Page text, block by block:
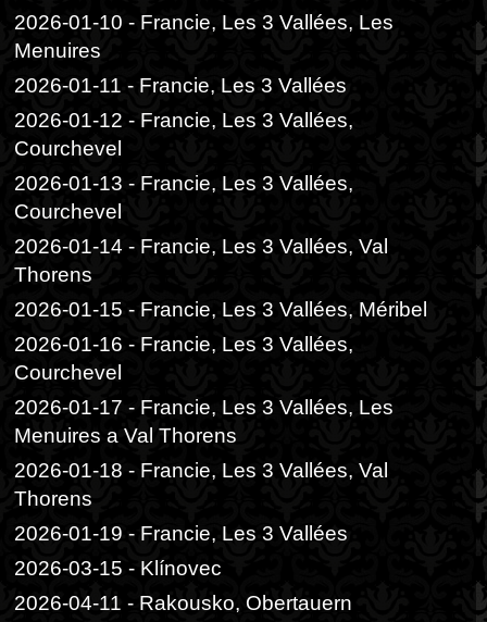
2026-01-10 - Francie, Les 3 Vallées, Les
Menuires
2026-01-11 - Francie, Les 3 Vallées
2026-01-12 - Francie, Les 3 Vallées,
Courchevel
2026-01-13 - Francie, Les 3 Vallées,
Courchevel
2026-01-14 - Francie, Les 3 Vallées, Val
Thorens
2026-01-15 - Francie, Les 3 Vallées, Méribel
2026-01-16 - Francie, Les 3 Vallées,
Courchevel
2026-01-17 - Francie, Les 3 Vallées, Les
Menuires a Val Thorens
2026-01-18 - Francie, Les 3 Vallées, Val
Thorens
2026-01-19 - Francie, Les 3 Vallées
2026-03-15 - Klínovec
2026-04-11 - Rakousko, Obertauern